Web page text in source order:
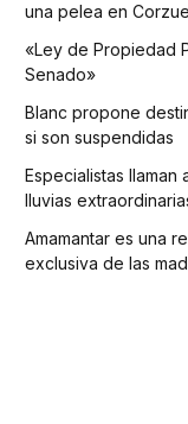
una pelea en
«Ley de Propiedad
Senado»
Blanc propone
si son suspendidas
Especialistas
lluvias
Amamantar es una
exclusiva de las